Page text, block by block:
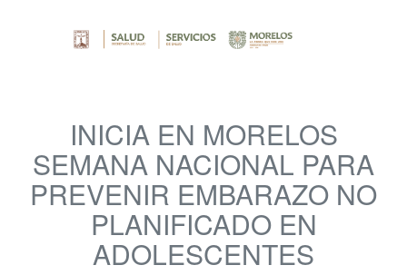
INICIA EN MORELOS
SEMANA NACIONAL PARA
PREVENIR EMBARAZO NO
PLANIFICADO EN
ADOLESCENTES